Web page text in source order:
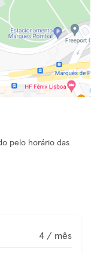
pelo horário das
4 / mês